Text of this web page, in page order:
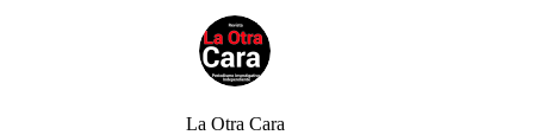
La Otra Cara